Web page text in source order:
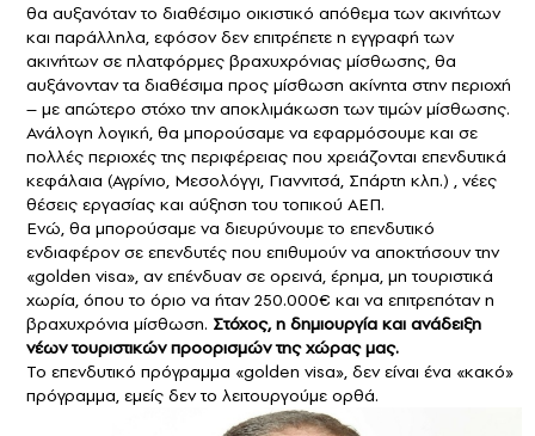
θα αυξανόταν το διαθέσιμο οικιστικό απόθεμα των ακινήτων
και παράλληλα, εφόσον δεν επιτρέπετε η εγγραφή των
ακινήτων σε πλατφόρμες βραχυχρόνιας μίσθωσης, θα
αυξάνονταν τα διαθέσιμα προς μίσθωση ακίνητα στην περιοχή
– με απώτερο στόχο την αποκλιμάκωση των τιμών μίσθωσης.
Ανάλογη λογική, θα μπορούσαμε να εφαρμόσουμε και σε
πολλές περιοχές της περιφέρειας που χρειάζονται επενδυτικά
κεφάλαια (Αγρίνιο, Μεσολόγγι, Γιαννιτσά, Σπάρτη κλπ.) , νέες
θέσεις εργασίας και αύξηση του τοπικού ΑΕΠ.
Ενώ, θα μπορούσαμε να διευρύνουμε το επενδυτικό
ενδιαφέρον σε επενδυτές που επιθυμούν να αποκτήσουν την
«golden visa», αν επένδυαν σε ορεινά, έρημα, μη τουριστικά
χωρία, όπου το όριο να ήταν 250.000€ και να επιτρεπόταν η
βραχυχρόνια μίσθωση. Στόχος, η δημιουργία και ανάδειξη
νέων τουριστικών προορισμών της χώρας μας.
Το επενδυτικό πρόγραμμα «golden visa», δεν είναι ένα «κακό»
πρόγραμμα, εμείς δεν το λειτουργούμε ορθά.